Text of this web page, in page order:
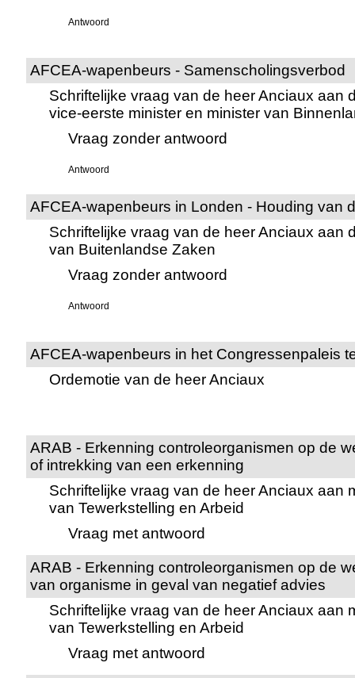
Antwoord
AFCEA-wapenbeurs - Samenscholingsverbod
Schriftelijke vraag van de heer Anciaux aan
vice-eerste minister en minister van
Vraag zonder antwoord
Antwoord
AFCEA-wapenbeurs in Londen - Houding van
Schriftelijke vraag van de heer Anciaux aan
van Buitenlandse Zaken
Vraag zonder antwoord
Antwoord
AFCEA-wapenbeurs in het Congressenpaleis
Ordemotie van de heer Anciaux
ARAB - Erkenning controleorganismen op de
of intrekking van een erkenning
Schriftelijke vraag van de heer Anciaux aan
van Tewerkstelling en Arbeid
Vraag met antwoord
ARAB - Erkenning controleorganismen op de
van organisme in geval van negatief advies
Schriftelijke vraag van de heer Anciaux aan
van Tewerkstelling en Arbeid
Vraag met antwoord